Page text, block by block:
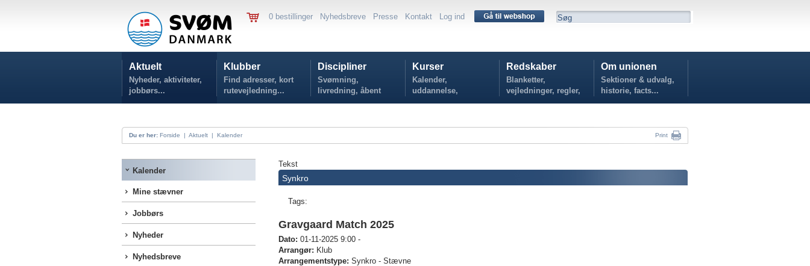
0 bestillinger Nyhedsbreve Presse Kontakt Log ind
Aktuelt
Nyheder, aktiviteter,
jobbørs...
Klubber
Find adresser, kort
rutevejledning...
Discipliner
Svømning,
livredning, åbent
vand...
Kurser
Kalender,
uddannelse,
tilmelding...
Redskaber
Blanketter,
vejledninger, regler,
politikker...
Om unionen
Sektioner & udvalg,
historie, facts...
Du er her: Forside | Aktuelt | Kalender Print
Kalender
Mine stævner
Jobbørs
Nyheder
Nyhedsbreve
Tekst
Synkro
Tags:
Gravgaard Match 2025
Dato: 01-11-2025 9:00 -
Arrangør: Klub
Arrangementstype: Synkro - Stævne